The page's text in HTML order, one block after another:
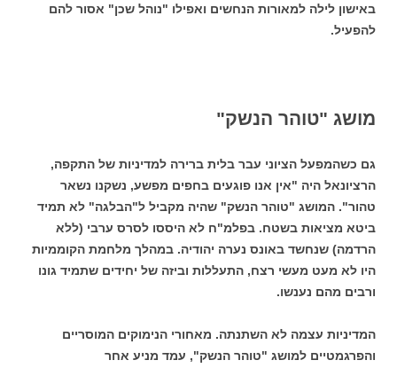
באישון לילה למאורות הנחשים ואפילו "נוהל שכן" אסור להם
להפעיל.
מושג "טוהר הנשק"
גם כשהמפעל הציוני עבר בלית ברירה למדיניות של התקפה,
הרציונאל היה "אין אנו פוגעים בחפים מפשע, נשקנו נשאר
טהור". המושג "טוהר הנשק" שהיה מקביל ל"הבלגה" לא תמיד
ביטא מציאות בשטח. בפלמ"ח לא היססו לסרס ערבי (ללא
הרדמה) שנחשד באונס נערה יהודיה. במהלך מלחמת הקוממיות
היו לא מעט מעשי רצח, התעללות וביזה של יחידים שתמיד גונו
ורבים מהם נענשו.
המדיניות עצמה לא השתנתה. מאחורי הנימוקים המוסריים
והפרגמטיים למושג "טוהר הנשק", עמד מניע אחר